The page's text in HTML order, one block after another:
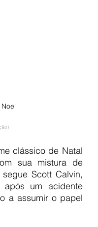
clássico de Natal
sua mistura de
Scott Calvin,
um acidente
a assumir o papel